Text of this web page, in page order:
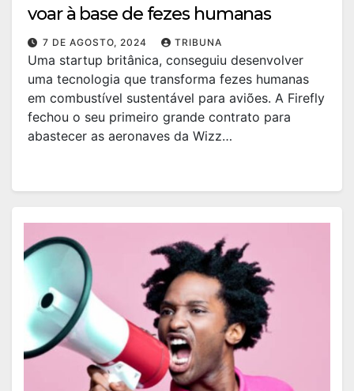
voar à base de fezes humanas
7 DE AGOSTO, 2024 TRIBUNA
Uma startup britânica, conseguiu desenvolver
uma tecnologia que transforma fezes humanas
em combustível sustentável para aviões. A Firefly
fechou o seu primeiro grande contrato para
abastecer as aeronaves da Wizz…